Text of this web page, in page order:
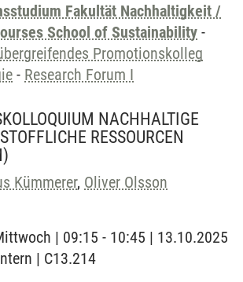
Fakultät Nachhaltigkeit /
School of Sustainability -
Promotionskolleg
- Research Forum I
NACHHALTIGE
RESSOURCEN
Kümmerer, Oliver Olsson
| 09:15 - 10:45 | 13.10.2025
| C13.214